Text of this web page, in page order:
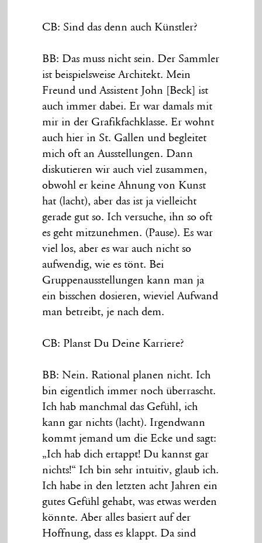
CB: Sind das denn auch Künstler?
BB: Das muss nicht sein. Der Sammler
ist beispielsweise Architekt. Mein
Freund und Assistent John [Beck] ist
auch immer dabei. Er war damals mit
mir in der Grafikfachklasse. Er wohnt
auch hier in St. Gallen und begleitet
mich oft an Ausstellungen. Dann
diskutieren wir auch viel zusammen,
obwohl er keine Ahnung von Kunst
hat (lacht), aber das ist ja vielleicht
gerade gut so. Ich versuche, ihn so oft
es geht mitzunehmen. (Pause). Es war
viel los, aber es war auch nicht so
aufwendig, wie es tönt. Bei
Gruppenausstellungen kann man ja
ein bisschen dosieren, wieviel Aufwand
man betreibt, je nach dem.
CB: Planst Du Deine Karriere?
BB: Nein. Rational planen nicht. Ich
bin eigentlich immer noch überrascht.
Ich hab manchmal das Gefühl, ich
kann gar nichts (lacht). Irgendwann
kommt jemand um die Ecke und sagt:
„Ich hab dich ertappt! Du kannst gar
nichts!“ Ich bin sehr intuitiv, glaub ich.
Ich habe in den letzten acht Jahren ein
gutes Gefühl gehabt, was etwas werden
könnte. Aber alles basiert auf der
Hoffnung, dass es klappt. Da sind